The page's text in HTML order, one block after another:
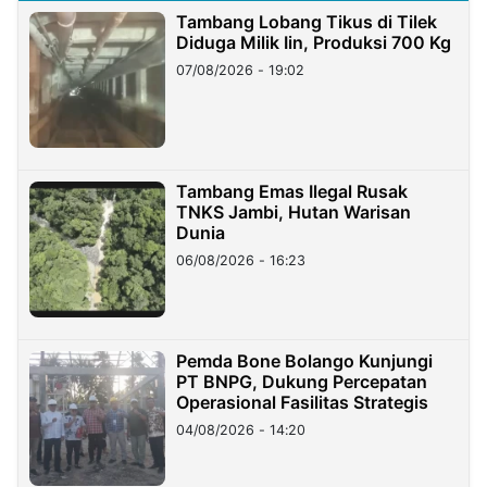
Tambang Lobang Tikus di Tilek
Diduga Milik Iin, Produksi 700 Kg
07/08/2026 - 19:02
Tambang Emas Ilegal Rusak
TNKS Jambi, Hutan Warisan
Dunia
06/08/2026 - 16:23
Pemda Bone Bolango Kunjungi
PT BNPG, Dukung Percepatan
Operasional Fasilitas Strategis
04/08/2026 - 14:20